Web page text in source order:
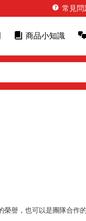
常見問
商品小知識
榮譽，也可以是團隊合作